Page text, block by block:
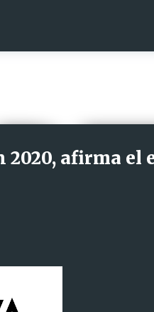
afirma el